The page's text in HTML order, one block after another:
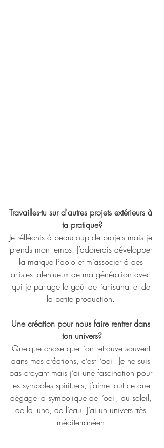
Travailles-tu sur d'autres projets extérieurs à
ta pratique?
Je réfléchis à beaucoup de projets mais je
prends mon temps. J’adorerais développer
la marque Paolo et m’associer à des
artistes talentueux de ma génération avec
qui je partage le goût de l’artisanat et de
la petite production.
Une création pour nous faire rentrer dans
ton univers?
Quelque chose que l’on retrouve souvent
dans mes créations, c’est l’oeil. Je ne suis
pas croyant mais j’ai une fascination pour
les symboles spirituels, j’aime tout ce que
dégage la symbolique de l’oeil, du soleil,
de la lune, de l’eau. J’ai un univers très
méditerranéen.